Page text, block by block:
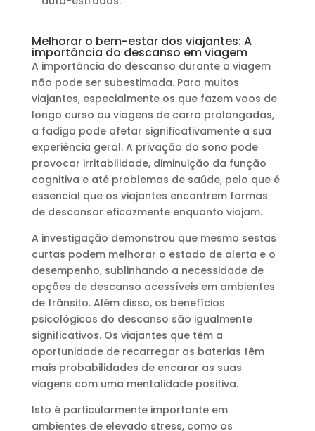
Melhorar o bem-estar dos viajantes: A
importância do descanso em viagem
A importância do descanso durante a viagem
não pode ser subestimada. Para muitos
viajantes, especialmente os que fazem voos de
longo curso ou viagens de carro prolongadas,
a fadiga pode afetar significativamente a sua
experiência geral. A privação do sono pode
provocar irritabilidade, diminuição da função
cognitiva e até problemas de saúde, pelo que é
essencial que os viajantes encontrem formas
de descansar eficazmente enquanto viajam.
A investigação demonstrou que mesmo sestas
curtas podem melhorar o estado de alerta e o
desempenho, sublinhando a necessidade de
opções de descanso acessíveis em ambientes
de trânsito. Além disso, os benefícios
psicológicos do descanso são igualmente
significativos. Os viajantes que têm a
oportunidade de recarregar as baterias têm
mais probabilidades de encarar as suas
viagens com uma mentalidade positiva.
Isto é particularmente importante em
ambientes de elevado stress, como os